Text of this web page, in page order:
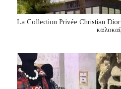
La Collection Privée Christian